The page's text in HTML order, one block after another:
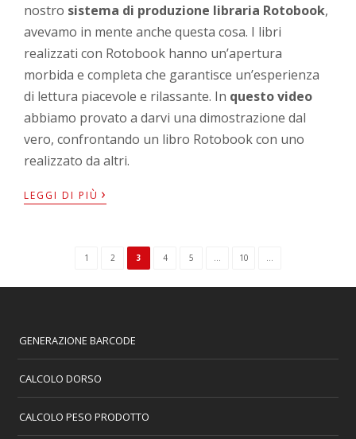
nostro sistema di produzione libraria Rotobook,
avevamo in mente anche questa cosa. I libri
realizzati con Rotobook hanno un’apertura
morbida e completa che garantisce un’esperienza
di lettura piacevole e rilassante. In questo video
abbiamo provato a darvi una dimostrazione dal
vero, confrontando un libro Rotobook con uno
realizzato da altri.
LEGGI DI PIÙ ›
1 2 3 4 5 10
GENERAZIONE BARCODE
CALCOLO DORSO
CALCOLO PESO PRODOTTO